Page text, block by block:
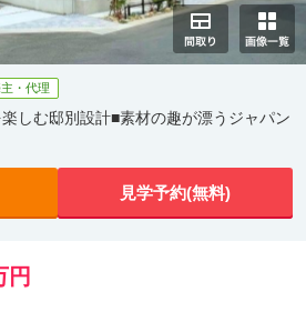
・代理
楽しむ邸別設計■素材の趣が漂うジャパン
見学予約(無料)
円